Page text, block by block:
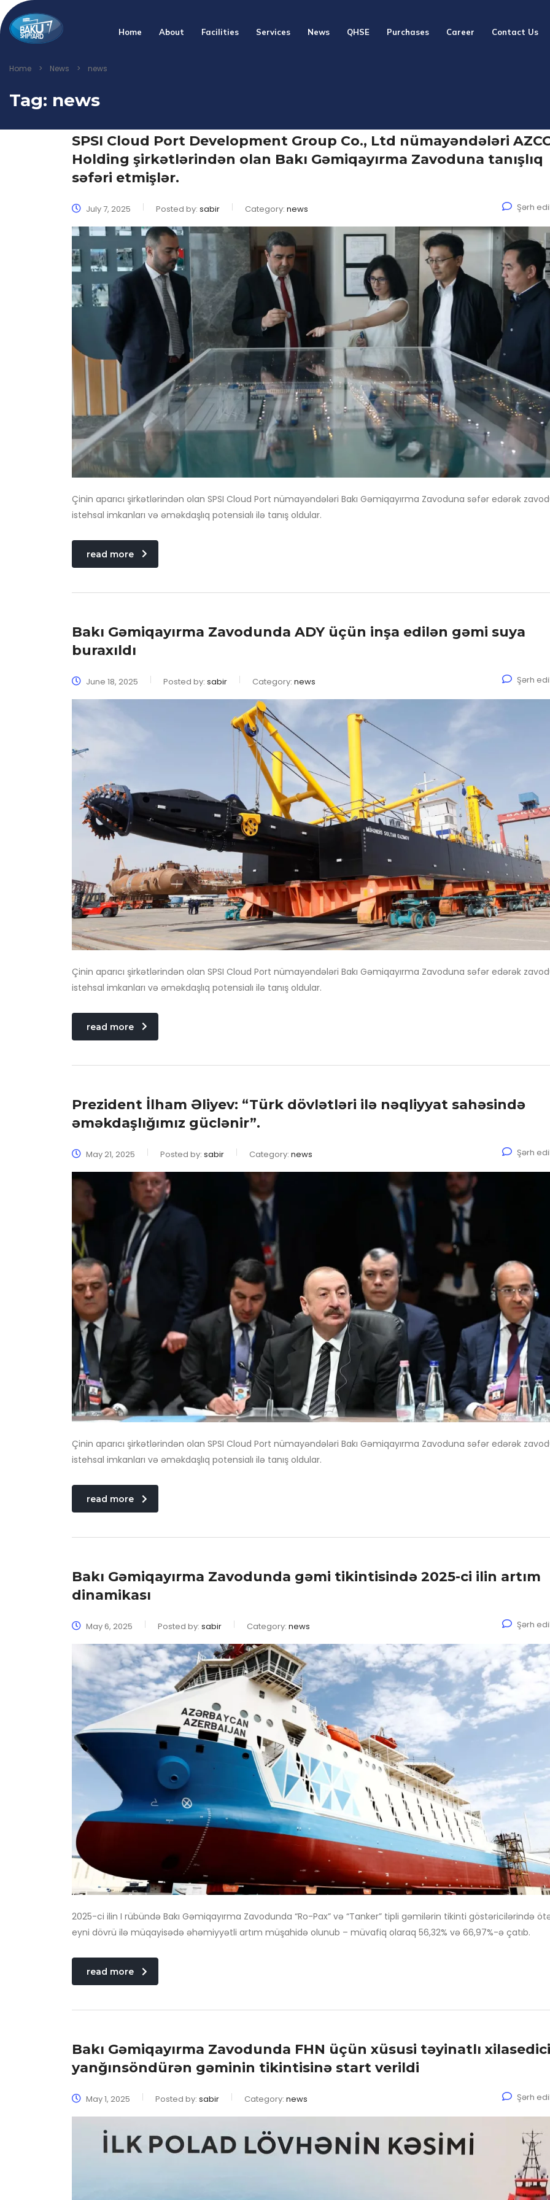
Home About Facilities Services News QHSE Purchases Career Contact Us
Home > News > news
Tag: news
SPSI Cloud Port Development Group Co., Ltd nümayəndələri
Holding şirkətlərindən olan Bakı Gəmiqayırma Zavoduna tanışlıq
səfəri etmişlər.
July 7, 2025 Posted by: sabir Category: news Şərh
Çinin aparıcı şirkətlərindən olan SPSI Cloud Port nümayəndələri Bakı Gəmiqayırma Zavoduna səfər edərək
istehsal imkanları və əməkdaşlıq potensialı ilə tanış oldular.
read more
Bakı Gəmiqayırma Zavodunda ADY üçün inşa edilən gəmi suya
buraxıldı
June 18, 2025 Posted by: sabir Category: news Şərh
Çinin aparıcı şirkətlərindən olan SPSI Cloud Port nümayəndələri Bakı Gəmiqayırma Zavoduna səfər edərək
istehsal imkanları və əməkdaşlıq potensialı ilə tanış oldular.
read more
Prezident İlham Əliyev: “Türk dövlətləri ilə nəqliyyat sahəsində
əməkdaşlığımız güclənir”.
May 21, 2025 Posted by: sabir Category: news Şərh
Çinin aparıcı şirkətlərindən olan SPSI Cloud Port nümayəndələri Bakı Gəmiqayırma Zavoduna səfər edərək
istehsal imkanları və əməkdaşlıq potensialı ilə tanış oldular.
read more
Bakı Gəmiqayırma Zavodunda gəmi tikintisində 2025-ci ilin artım
dinamikası
May 6, 2025 Posted by: sabir Category: news Şərh
2025-ci ilin I rübündə Bakı Gəmiqayırma Zavodunda “Ro-Pax” və “Tanker” tipli gəmilərin tikinti göstəricilərində
eyni dövrü ilə müqayisədə əhəmiyyətli artım müşahidə olunub – müvafiq olaraq 56,32% və 66,97%-ə çatıb.
read more
Bakı Gəmiqayırma Zavodunda FHN üçün xüsusi təyinatlı
yanğınsöndürən gəminin tikintisinə start verildi
May 1, 2025 Posted by: sabir Category: news Şərh